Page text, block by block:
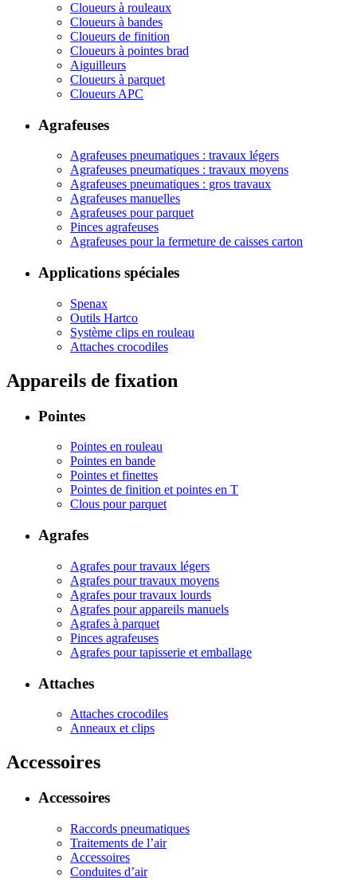
Cloueurs à rouleaux
Cloueurs à bandes
Cloueurs de finition
Cloueurs à pointes brad
Aiguilleurs
Cloueurs à parquet
Cloueurs APC
Agrafeuses
Agrafeuses pneumatiques : travaux légers
Agrafeuses pneumatiques : travaux moyens
Agrafeuses pneumatiques : gros travaux
Agrafeuses manuelles
Agrafeuses pour parquet
Pinces agrafeuses
Agrafeuses pour la fermeture de caisses carton
Applications spéciales
Spenax
Outils Hartco
Système clips en rouleau
Attaches crocodiles
Appareils de fixation
Pointes
Pointes en rouleau
Pointes en bande
Pointes et finettes
Pointes de finition et pointes en T
Clous pour parquet
Agrafes
Agrafes pour travaux légers
Agrafes pour travaux moyens
Agrafes pour travaux lourds
Agrafes pour appareils manuels
Agrafes à parquet
Pinces agrafeuses
Agrafes pour tapisserie et emballage
Attaches
Attaches crocodiles
Anneaux et clips
Accessoires
Accessoires
Raccords pneumatiques
Traitements de l’air
Accessoires
Conduites d’air